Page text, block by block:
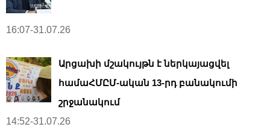
16:07-31.07.26
Արցախի մշակույթն է ներկայացվել
համաՀՄԸՄ-ական 13-րդ բանակումի
շրջանակում
14:52-31.07.26